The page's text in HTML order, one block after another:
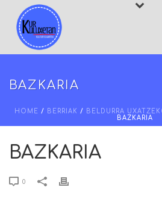
BAZKARIA
HOME / BERRIAK / BELDURRA
BAZKARIA
BAZKARIA
0